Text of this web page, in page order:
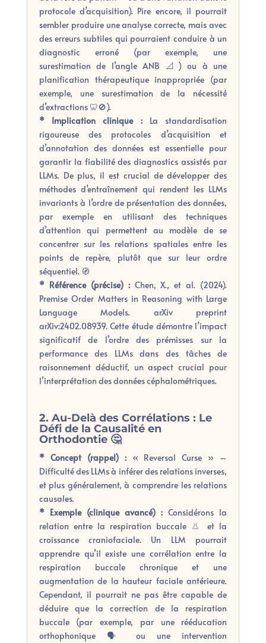
protocole d’acquisition). Pire encore, il pourrait
sembler produire une analyse correcte, mais avec
des erreurs subtiles qui pourraient conduire à un
diagnostic erroné (par exemple, une
surestimation de l’angle ANB 📐) ou à une
planification thérapeutique inappropriée (par
exemple, une surestimation de la nécessité
d’extractions 🦷🚫).
* Implication clinique :La standardisation
rigoureuse des protocoles d’acquisition et
d’annotation des données est essentielle pour
garantir la fiabilité des diagnostics assistés par
LLMs. De plus, il est crucial de développer des
méthodes d’entraînement qui rendent les LLMs
invariants à l’ordre de présentation des données,
par exemple en utilisant des techniques
d’attention qui permettent au modèle de se
concentrer sur les relations spatiales entre les
points de repère, plutôt que sur leur ordre
séquentiel. 🧭
* Référence (précise) :Chen, X., et al. (2024).
Premise Order Matters in Reasoning with Large
Language Models. arXiv preprint
arXiv:2402.08939. Cette étude démontre l’impact
significatif de l’ordre des prémisses sur la
performance des LLMs dans des tâches de
raisonnement déductif, un aspect crucial pour
l’interprétation des données céphalométriques.
2. Au-Delà des Corrélations : Le
Défi de la Causalité en
Orthodontie 🤔
* Concept (rappel) :« Reversal Curse » –
Difficulté des LLMs à inférer des relations inverses,
et plus généralement, à comprendre les relations
causales.
* Exemple (clinique avancé) : Considérons la
relation entre la respiration buccale 👃 et la
croissance craniofaciale. Un LLM pourrait
apprendre qu’il existe une corrélation entre la
respiration buccale chronique et une
augmentation de la hauteur faciale antérieure.
Cependant, il pourrait ne pas être capable de
déduire que la correction de la respiration
buccale (par exemple, par une rééducation
orthophonique 🗣️ ou une intervention